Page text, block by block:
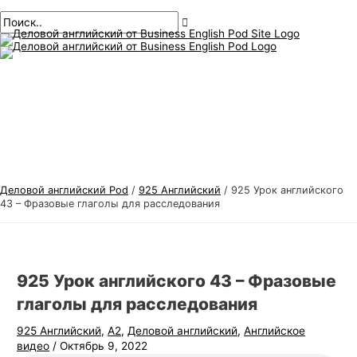
к
содержанию
меню
Деловой английский Pod / 925 Английский / 925 Урок английского
43 – Фразовые глаголы для расследования
925 Урок английского 43 – Фразовые
глаголы для расследования
925 Английский,А2, Деловой английский,Английское
видео /Октябрь 9, 2022
по
публикациям
здесь..
почта*
Т
е
м
о
н
г
л
и
И
с
к